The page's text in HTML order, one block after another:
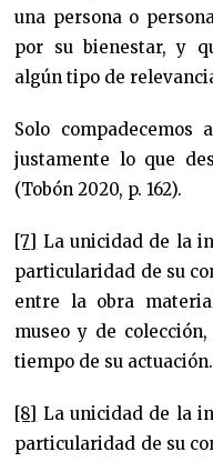
una persona o
por su bienestar, y
algún tipo de
Solo
justamente lo que
(Tobón 2020, p. 162).
[7]
La unicidad de la
particularidad de su
entre la obra
museo y de
tiempo de su
[8]
La unicidad de la
particularidad de su